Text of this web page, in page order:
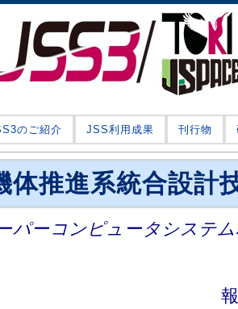
のご紹介 JSS利用成果 刊行物
体推進系統合設計
パーコンピュータシステ